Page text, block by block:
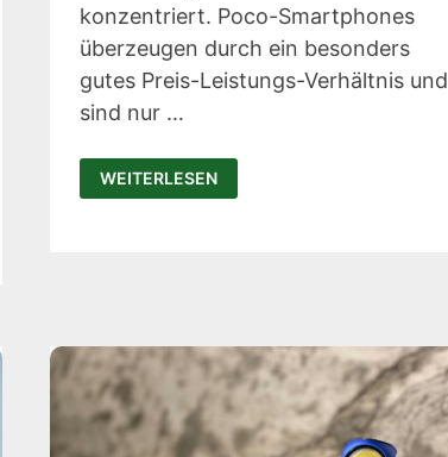
konzentriert. Poco-Smartphones
überzeugen durch ein besonders
gutes Preis-Leistungs-Verhältnis und
sind nur …
POCO
F5
SMARTPHONE:
WEITERLESEN